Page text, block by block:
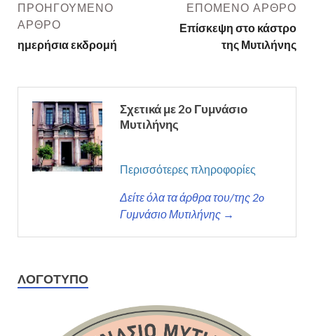
ΠΡΟΗΓΟΎΜΕΝΟ
ΆΡΘΡΟ
ημερήσια εκδρομή
ΕΠΌΜΕΝΟ ΆΡΘΡΟ
Επίσκεψη στο κάστρο
της Μυτιλήνης
Σχετικά με 2o Γυμνάσιο
Μυτιλήνης
Περισσότερες πληροφορίες
Δείτε όλα τα άρθρα του/της 2o
Γυμνάσιο Μυτιλήνης →
ΛΟΓΌΤΥΠΟ